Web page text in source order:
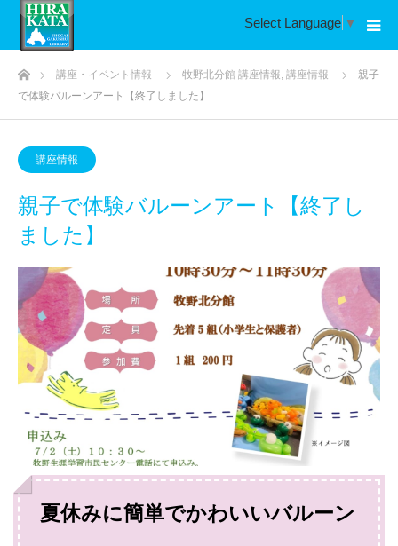
Select Language ▼
ホーム講座・イベント情報 牧野北分館 講座情報, 講座情報
親子
で体験バルーンアート【終了しました】
講座情報
親子で体験バルーンアート【終了し
ました】
夏休みに簡単でかわいいバルーン